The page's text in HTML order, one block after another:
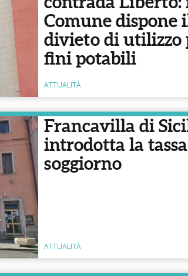
Comune dispone
divieto di utilizzo
fini potabili
ATTUALITÀ
Francavilla di
introdotta la
soggiorno
ATTUALITÀ